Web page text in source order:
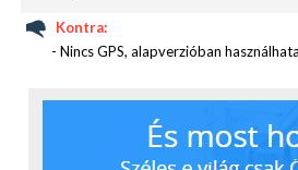
néhány mondatban, sőt
lehetne határozni a
Samsung – ha már élenjáró
Kontra:
- Nincs GPS, alapverzióban